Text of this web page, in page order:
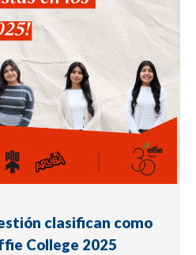
clasifican como
College 2025